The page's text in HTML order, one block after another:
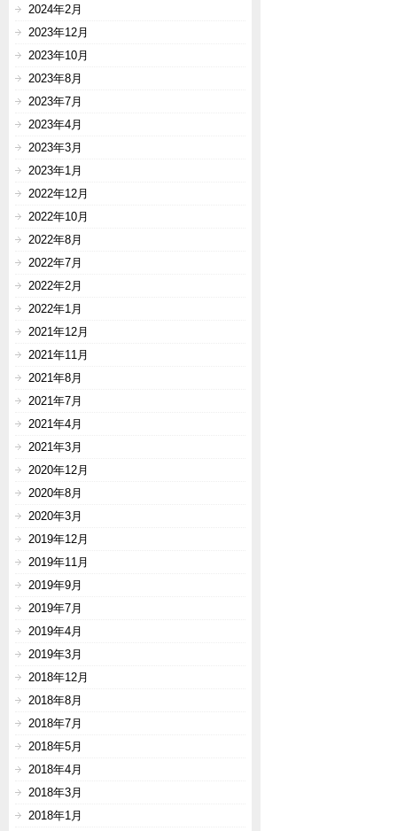
2024年2月
2023年12月
2023年10月
2023年8月
2023年7月
2023年4月
2023年3月
2023年1月
2022年12月
2022年10月
2022年8月
2022年7月
2022年2月
2022年1月
2021年12月
2021年11月
2021年8月
2021年7月
2021年4月
2021年3月
2020年12月
2020年8月
2020年3月
2019年12月
2019年11月
2019年9月
2019年7月
2019年4月
2019年3月
2018年12月
2018年8月
2018年7月
2018年5月
2018年4月
2018年3月
2018年1月